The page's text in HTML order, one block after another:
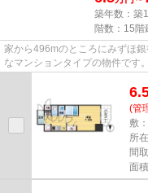
築年数：築
階数：15階
家から496mのところにみずほ
なマンションタイプの物件です
(管
敷
所
間
面